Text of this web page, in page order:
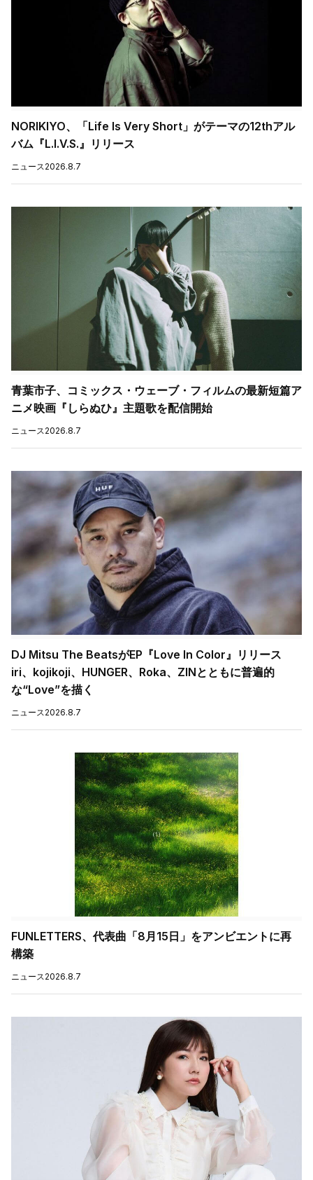
NORIKIYO、「Life Is Very Short」がテーマの12thアル
バム『L.I.V.S.』リリース
ニュース 2026.8.7
青葉市子、コミックス・ウェーブ・フィルムの最新短篇ア
ニメ映画『しらぬひ』主題歌を配信開始
ニュース 2026.8.7
DJ Mitsu The BeatsがEP『Love In Color』リリース
iri、kojikoji、HUNGER、Roka、ZINとともに普遍的
な“Love”を描く
ニュース 2026.8.7
FUNLETTERS、代表曲「8月15日」をアンビエントに再
構築
ニュース 2026.8.7